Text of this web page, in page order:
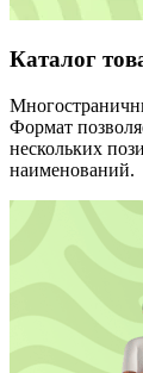
Каталог
Формат
нескольких
наименований.